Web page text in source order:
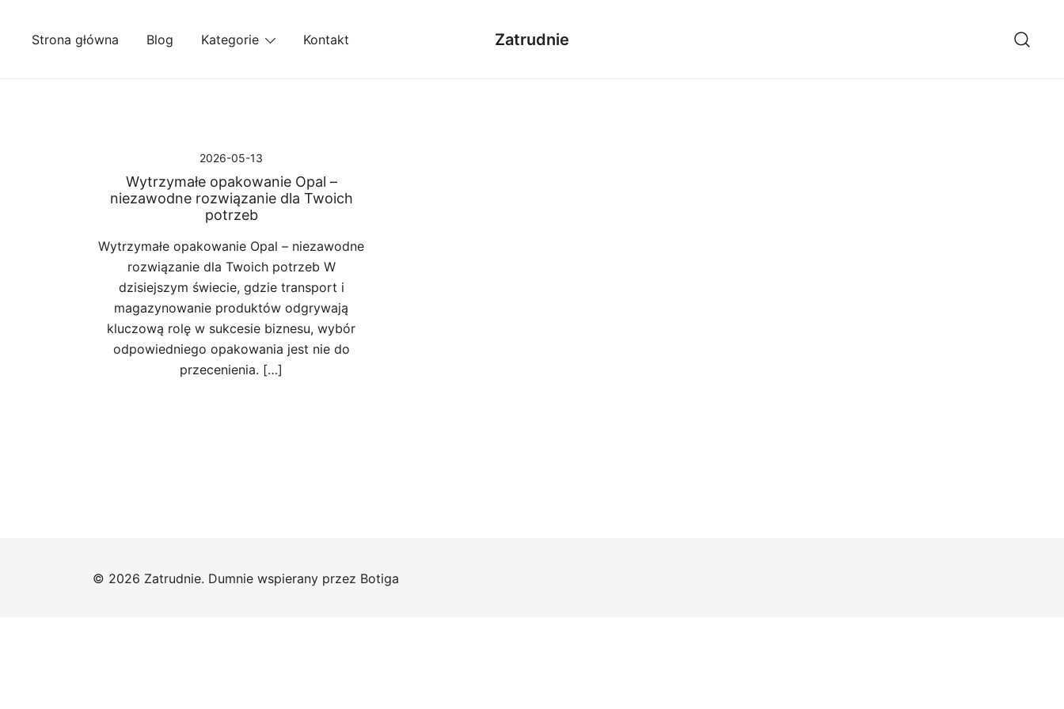
Strona główna Blog Kategorie Kontakt Zatrudnie
2026-05-13
Wytrzymałe opakowanie Opal –
niezawodne rozwiązanie dla Twoich
potrzeb
Wytrzymałe opakowanie Opal – niezawodne
rozwiązanie dla Twoich potrzeb W
dzisiejszym świecie, gdzie transport i
magazynowanie produktów odgrywają
kluczową rolę w sukcesie biznesu, wybór
odpowiedniego opakowania jest nie do
przecenienia. […]
© 2026 Zatrudnie. Dumnie wspierany przez Botiga